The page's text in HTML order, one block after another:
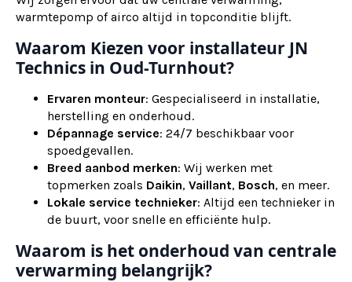
warmtepomp of airco altijd in topconditie blijft.
Waarom Kiezen voor installateur JN
Technics in Oud-Turnhout?
Ervaren monteur: Gespecialiseerd in installatie,
herstelling en onderhoud.
Dépannage service: 24/7 beschikbaar voor
spoedgevallen.
Breed aanbod merken: Wij werken met
topmerken zoals Daikin, Vaillant, Bosch, en meer.
Lokale service technieker: Altijd een technieker in
de buurt, voor snelle en efficiënte hulp.
Waarom is het onderhoud van centrale
verwarming belangrijk?